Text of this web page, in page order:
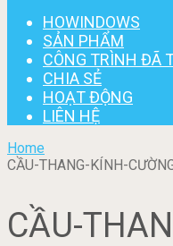
HOWINDOWS
SẢN PHẨM
CÔNG TRÌNH ĐÃ
CHIA SẺ
HOẠT ĐỘNG
LIÊN HỆ
Home
CẦU-THANG-KÍNH-
CẦU-